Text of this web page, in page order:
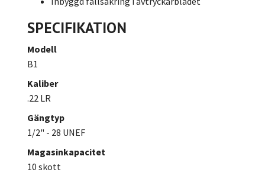
SPECIFIKATION
Modell
B1
Kaliber
.22 LR
Gängtyp
1/2" - 28 UNEF
Magasinkapacitet
10 skott